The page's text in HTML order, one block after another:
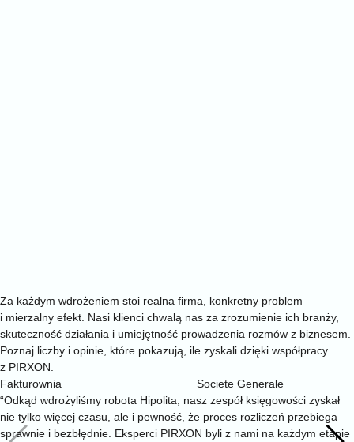
Za każdym wdrożeniem stoi realna firma, konkretny problem
i mierzalny efekt. Nasi klienci chwalą nas za zrozumienie ich branży,
skuteczność działania i umiejętność prowadzenia rozmów z biznesem.
Poznaj liczby i opinie, które pokazują, ile zyskali dzięki współpracy
z PIRXON.
Fakturownia
Societe Generale
“Odkąd wdrożyliśmy robota Hipolita, nasz zespół księgowości zyskał
nie tylko więcej czasu, ale i pewność, że proces rozliczeń przebiega
sprawnie i bezbłędnie. Eksperci PIRXON byli z nami na każdym etapie